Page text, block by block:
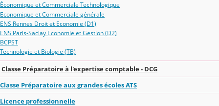
Économique et Commerciale Technologique
Economique et Commerciale générale
ENS Rennes Droit et Economie (D1)
ENS Paris-Saclay Economie et Gestion (D2)
BCPST
Technologie et Biologie (TB)
Classe Préparatoire à l'expertise comptable - DCG
Classe Préparatoire aux grandes écoles ATS
Licence professionnelle